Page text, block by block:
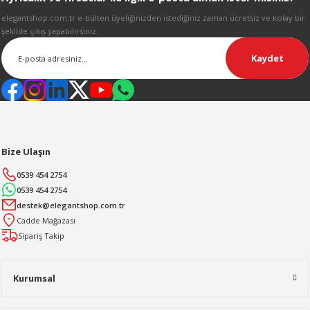
Gönder
elegantshop.com.tr e-bülten üyeliğinizden istediğiniz zaman ücretsiz ve kolay bir
şekilde çıkış yapabilirsiniz.
Kaydet
Kurumsal
Bize Ulaşın
0539 454 2754
0539 454 2754
destek@elegantshop.com.tr
Cadde Mağazası
Sipariş Takip